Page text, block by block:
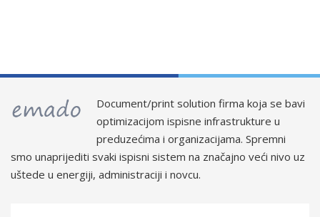
Document/print solution firma koja se bavi
optimizacijom ispisne infrastrukture u
preduzećima i organizacijama. Spremni
smo unaprijediti svaki ispisni sistem na značajno veći nivo uz
uštede u energiji, administraciji i novcu.